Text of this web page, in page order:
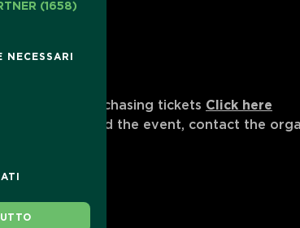
support in purchasing tickets Click here
program and the event, contact the
(1658)
NECESSARI